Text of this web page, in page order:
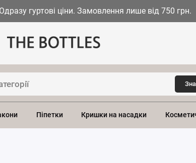
Одразу гуртові ціни. Замовлення лише від 750 грн.
Піпетки Кришки на насадки